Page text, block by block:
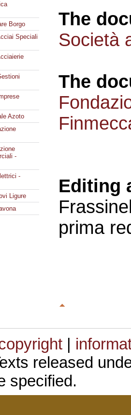
Borgo
Speciali
Azoto
-
-
Ligure
The
Società
The
Editing
prima
|
released
specified.